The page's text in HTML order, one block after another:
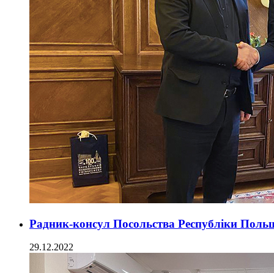
Радник-консул Посольства Республіки
29.12.2022